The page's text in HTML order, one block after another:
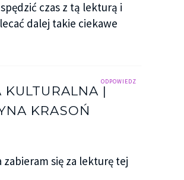
czas z tą lekturą i
dalej takie ciekawe
ODPOWIEDZ
KULTURALNA |
KRASOŃ
zabieram się za lekturę tej